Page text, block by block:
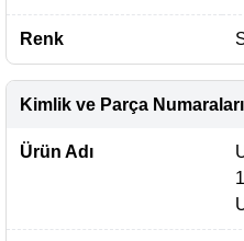
Renk
Kimlik ve Parça Numaraları
Ürün Adı